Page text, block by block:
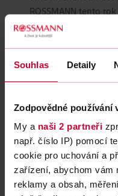
Souhlas Detaily
Zodpovědné používání
My a naši 2 partneři
např. číslo IP) pomocí
cookie pro uchování a
zařízení, abychom vám
reklamy a obsah,
ROSSMANN tento
symbolicky tak
zákazníky je
Výpadek
6. 6. 2019
Stahujeme z